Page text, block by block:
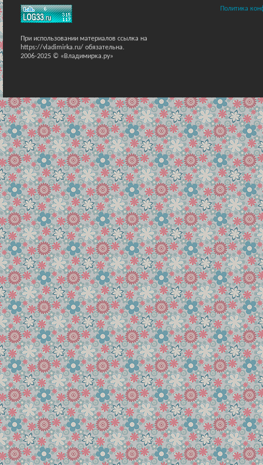
При использовании материалов ссылка на
https://vladimirka.ru/ обязательна.
2006-2025 © «Владимирка.ру»
Политика